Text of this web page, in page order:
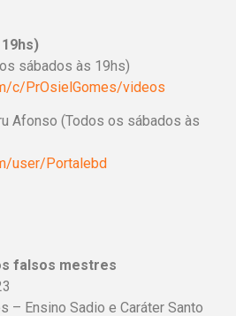
sábados às 19hs)
c/PrOsielGomes/videos
Afonso (Todos os sábados às
user/Portalebd
falsos mestres
– Ensino Sadio e Caráter Santo